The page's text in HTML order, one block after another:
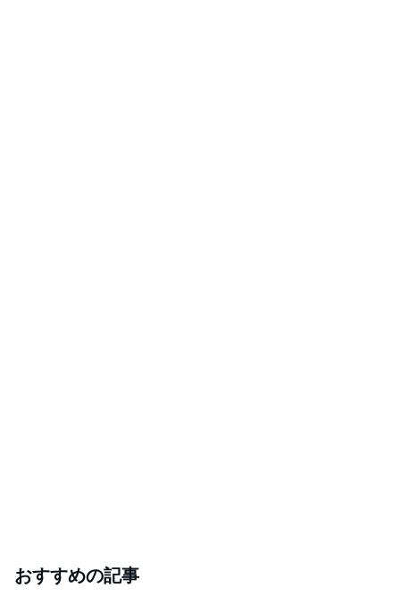
おすすめの記事